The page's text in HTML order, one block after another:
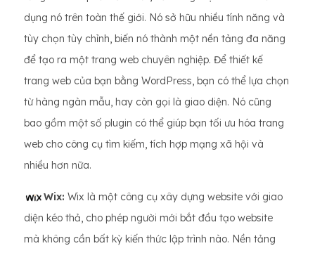
dụng nó trên toàn thế giới. Nó sở hữu nhiều tính năng và
tùy chọn tùy chỉnh, biến nó thành một nền tảng đa năng
để tạo ra một trang web chuyên nghiệp. Để thiết kế
trang web của bạn bằng WordPress, bạn có thể lựa chọn
từ hàng ngàn mẫu, hay còn gọi là giao diện. Nó cũng
bao gồm một số plugin có thể giúp bạn tối ưu hóa trang
web cho công cụ tìm kiếm, tích hợp mạng xã hội và
nhiều hơn nữa.
Wix: Wix là một công cụ xây dựng website với giao
diện kéo thả, cho phép người mới bắt đầu tạo website
mà không cần bất kỳ kiến ​​thức lập trình nào. Nền tảng